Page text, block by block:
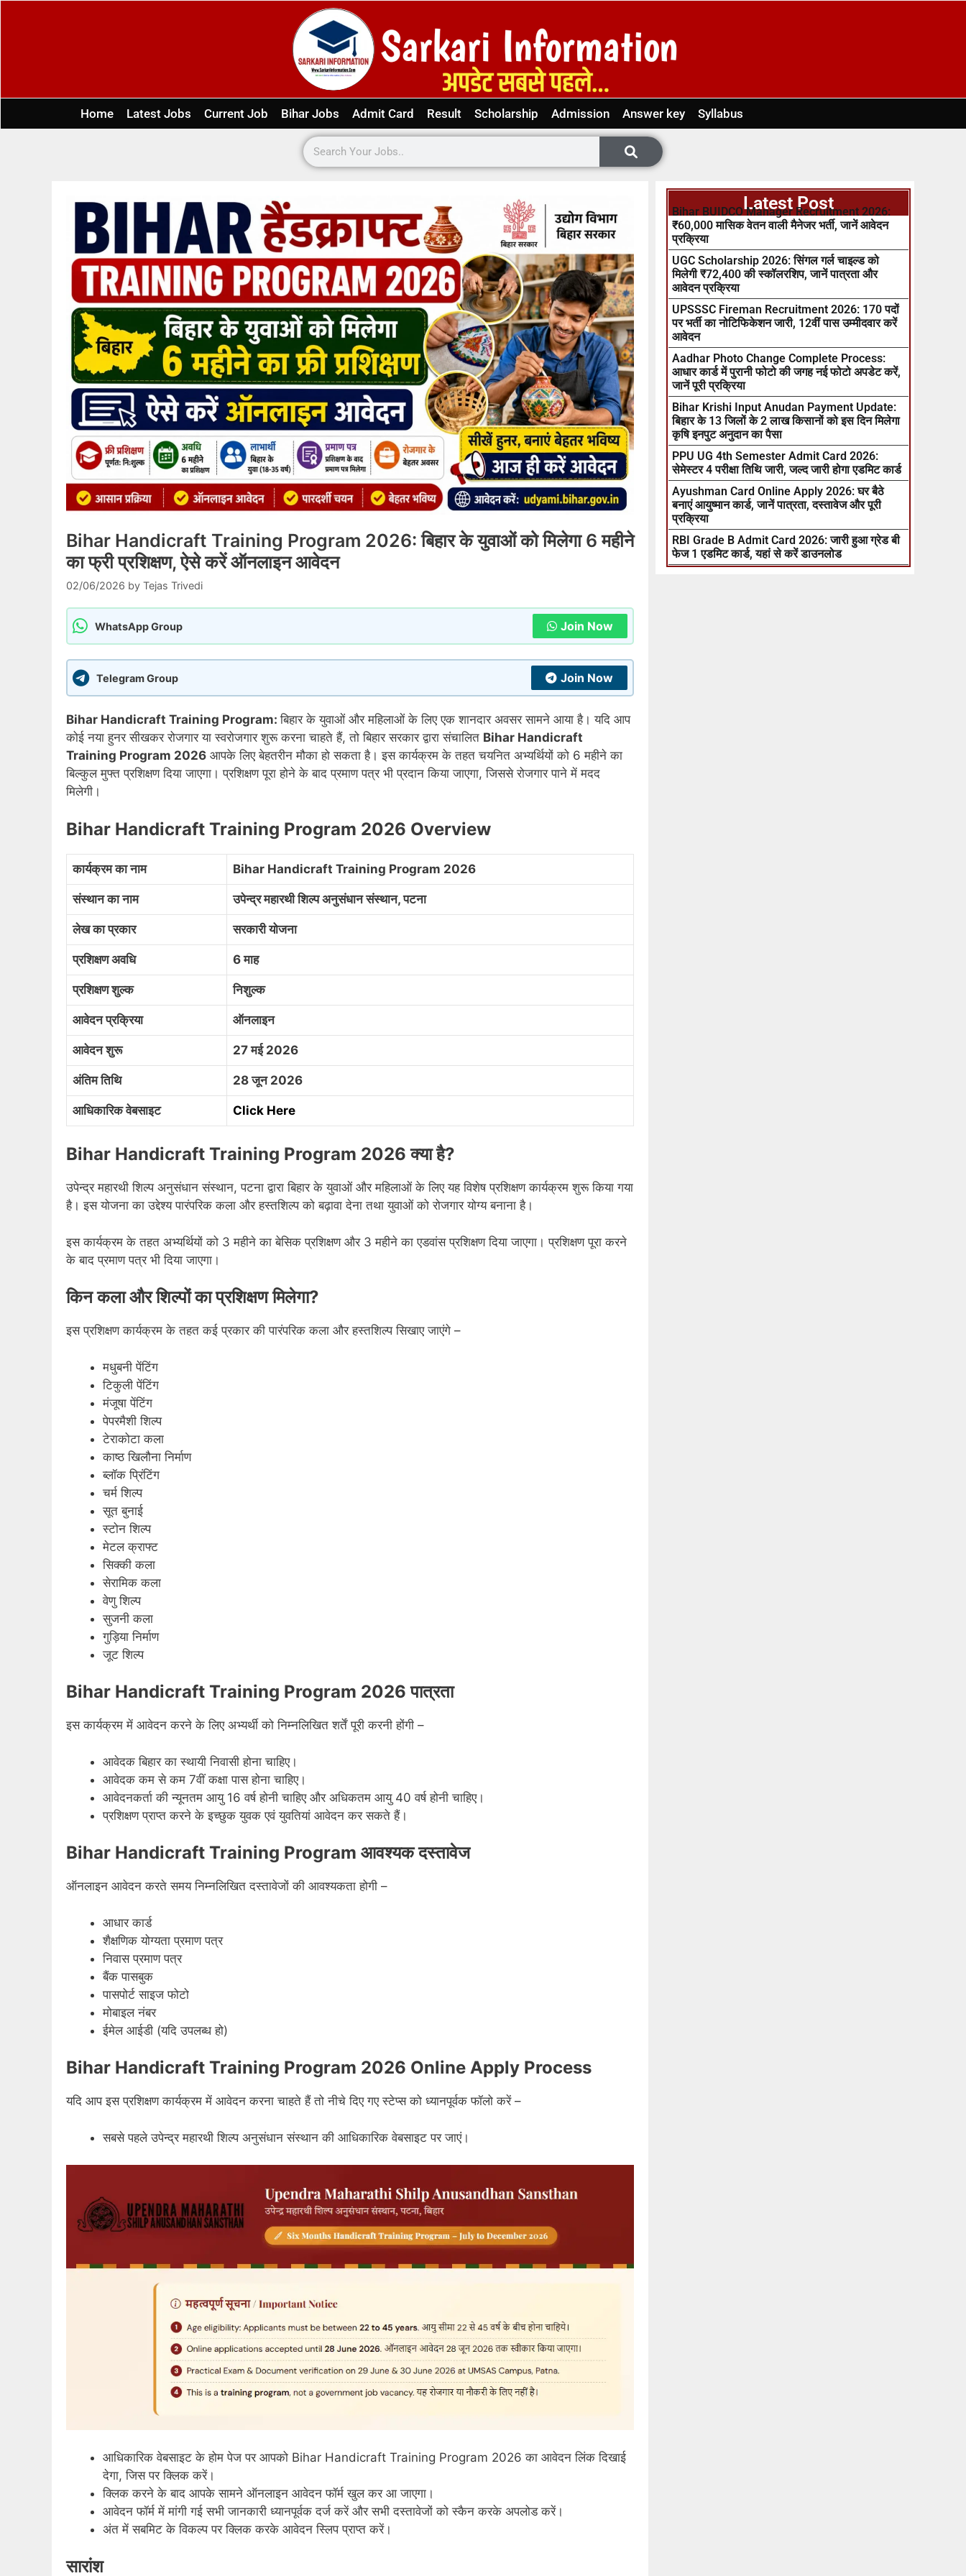
Home Latest Jobs Current Job Bihar Jobs Admit Card Result Scholarship Admission Answer key Syllabus
Bihar Handicraft Training Program 2026: बिहार के युवाओं को मिलेगा 6 महीने
का फ्री प्रशिक्षण, ऐसे करें ऑनलाइन आवेदन
02/06/2026 by Tejas Trivedi
WhatsApp Group Join Now
Telegram Group Join Now
Bihar Handicraft Training Program:बिहार के युवाओं और महिलाओं के लिए एक शानदार अवसर सामने आया है। यदि आप
कोई नया हुनर सीखकर रोजगार या स्वरोजगार शुरू करना चाहते हैं, तो बिहार सरकार द्वारा संचालित Bihar Handicraft
Training Program 2026 आपके लिए बेहतरीन मौका हो सकता है। इस कार्यक्रम के तहत चयनित अभ्यर्थियों को 6 महीने का
बिल्कुल मुफ्त प्रशिक्षण दिया जाएगा। प्रशिक्षण पूरा होने के बाद प्रमाण पत्र भी प्रदान किया जाएगा, जिससे रोजगार पाने में मदद
मिलेगी।
Bihar Handicraft Training Program 2026 Overview
कार्यक्रम का नाम Bihar Handicraft Training Program 2026
संस्थान का नाम उपेन्द्र महारथी शिल्प अनुसंधान संस्थान, पटना
लेख का प्रकार सरकारी योजना
प्रशिक्षण अवधि 6 माह
प्रशिक्षण शुल्क निशुल्क
आवेदन प्रक्रिया ऑनलाइन
आवेदन शुरू 27 मई 2026
अंतिम तिथि 28 जून 2026
आधिकारिक वेबसाइट Click Here
Bihar Handicraft Training Program 2026 क्या है?
उपेन्द्र महारथी शिल्प अनुसंधान संस्थान, पटना द्वारा बिहार के युवाओं और महिलाओं के लिए यह विशेष प्रशिक्षण कार्यक्रम शुरू किया गया
है। इस योजना का उद्देश्य पारंपरिक कला और हस्तशिल्प को बढ़ावा देना तथा युवाओं को रोजगार योग्य बनाना है।
इस कार्यक्रम के तहत अभ्यर्थियों को 3 महीने का बेसिक प्रशिक्षण और 3 महीने का एडवांस प्रशिक्षण दिया जाएगा। प्रशिक्षण पूरा करने
के बाद प्रमाण पत्र भी दिया जाएगा।
किन कला और शिल्पों का प्रशिक्षण मिलेगा?
इस प्रशिक्षण कार्यक्रम के तहत कई प्रकार की पारंपरिक कला और हस्तशिल्प सिखाए जाएंगे –
मधुबनी पेंटिंग
टिकुली पेंटिंग
मंजूषा पेंटिंग
पेपरमैशी शिल्प
टेराकोटा कला
काष्ठ खिलौना निर्माण
ब्लॉक प्रिंटिंग
चर्म शिल्प
सूत बुनाई
स्टोन शिल्प
मेटल क्राफ्ट
सिक्की कला
सेरामिक कला
वेणु शिल्प
सुजनी कला
गुड़िया निर्माण
जूट शिल्प
Bihar Handicraft Training Program 2026 पात्रता
इस कार्यक्रम में आवेदन करने के लिए अभ्यर्थी को निम्नलिखित शर्तें पूरी करनी होंगी –
आवेदक बिहार का स्थायी निवासी होना चाहिए।
आवेदक कम से कम 7वीं कक्षा पास होना चाहिए।
आवेदनकर्ता की न्यूनतम आयु 16 वर्ष होनी चाहिए और अधिकतम आयु 40 वर्ष होनी चाहिए।
प्रशिक्षण प्राप्त करने के इच्छुक युवक एवं युवतियां आवेदन कर सकते हैं।
Bihar Handicraft Training Program आवश्यक दस्तावेज
ऑनलाइन आवेदन करते समय निम्नलिखित दस्तावेजों की आवश्यकता होगी –
आधार कार्ड
शैक्षणिक योग्यता प्रमाण पत्र
निवास प्रमाण पत्र
बैंक पासबुक
पासपोर्ट साइज फोटो
मोबाइल नंबर
ईमेल आईडी (यदि उपलब्ध हो)
Bihar Handicraft Training Program 2026 Online Apply Process
यदि आप इस प्रशिक्षण कार्यक्रम में आवेदन करना चाहते हैं तो नीचे दिए गए स्टेप्स को ध्यानपूर्वक फॉलो करें –
सबसे पहले उपेन्द्र महारथी शिल्प अनुसंधान संस्थान की आधिकारिक वेबसाइट पर जाएं।
आधिकारिक वेबसाइट के होम पेज पर आपको Bihar Handicraft Training Program 2026 का आवेदन लिंक दिखाई
देगा, जिस पर क्लिक करें।
क्लिक करने के बाद आपके सामने ऑनलाइन आवेदन फॉर्म खुल कर आ जाएगा।
आवेदन फॉर्म में मांगी गई सभी जानकारी ध्यानपूर्वक दर्ज करें और सभी दस्तावेजों को स्कैन करके अपलोड करें।
अंत में सबमिट के विकल्प पर क्लिक करके आवेदन स्लिप प्राप्त करें।
सारांश
Latest Post
Bihar BUIDCO Manager Recruitment 2026:
₹60,000 मासिक वेतन वाली मैनेजर भर्ती, जानें आवेदन
प्रक्रिया
UGC Scholarship 2026: सिंगल गर्ल चाइल्ड को
मिलेगी ₹72,400 की स्कॉलरशिप, जानें पात्रता और
आवेदन प्रक्रिया
UPSSSC Fireman Recruitment 2026: 170 पदों
पर भर्ती का नोटिफिकेशन जारी, 12वीं पास उम्मीदवार करें
आवेदन
Aadhar Photo Change Complete Process:
आधार कार्ड में पुरानी फोटो की जगह नई फोटो अपडेट करें,
जानें पूरी प्रक्रिया
Bihar Krishi Input Anudan Payment Update:
बिहार के 13 जिलों के 2 लाख किसानों को इस दिन मिलेगा
कृषि इनपुट अनुदान का पैसा
PPU UG 4th Semester Admit Card 2026:
सेमेस्टर 4 परीक्षा तिथि जारी, जल्द जारी होगा एडमिट कार्ड
Ayushman Card Online Apply 2026: घर बैठे
बनाएं आयुष्मान कार्ड, जानें पात्रता, दस्तावेज और पूरी
प्रक्रिया
RBI Grade B Admit Card 2026: जारी हुआ ग्रेड बी
फेज 1 एडमिट कार्ड, यहां से करें डाउनलोड